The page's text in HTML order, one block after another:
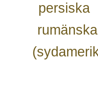
persiska
rumänska